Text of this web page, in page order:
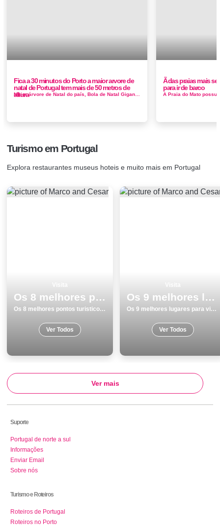
Fica a 30 minutos do Porto a maior arvore de
natal de Portugal tem mais de 50 metros de
altura
Maior árvore de Natal do país, Bola de Natal Gigante, concertos, Aldeias Natal – saiba tudo o que está à sua e...
Ã das praias mais
para ir de barco
Turismo em Portugal
Explora restaurantes museus hoteis e muito mais em Portugal
Os 8 melhores pontos turisticos para conhecer e visitar em Matosinhos
Os 8 melhores pontos turisticos para conhecer e visitar em Matosinhos
Ver Todos
Os 9 melhores lugares para visitar em Albufeira
Os 9 melhores lugares para visitar em Albufeira
Ver Todos
Ver mais
Suporte
Portugal de norte a sul
Informações
Enviar Email
Sobre nós
Turismo e Roteiros
Roteiros de Portugal
Roteiros no Porto